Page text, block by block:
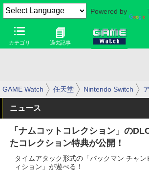
Powered by
カテゴリ 過去記事
GAME Watch 任天堂 Nintendo Switch
ニュース
「ナムコットコレクション」の
たコレクション特典が公開！
タイムアタック形式の「パックマン チャ
ィション」が遊べる！